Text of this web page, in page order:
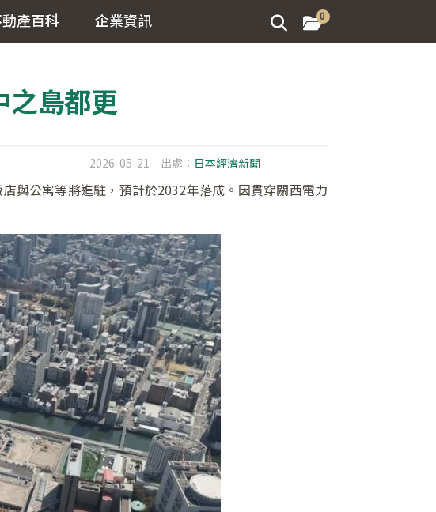
產百科 企業資訊 0
之島都更
2026-05-21 出處： 日本經濟新聞
與公寓等將進駐，預計於2032年落成。因貫穿關西電力